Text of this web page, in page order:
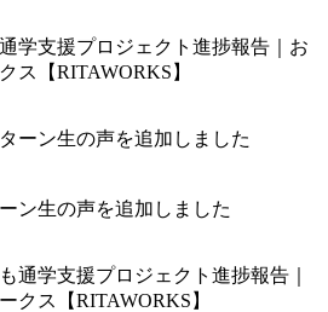
学支援プロジェクト進捗報告｜お
ス【RITAWORKS】
ン生の声を追加しました